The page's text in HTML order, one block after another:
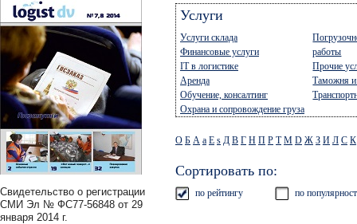
Свидетельство о регистрации
СМИ Эл № ФС77-56848 от 29
января 2014 г.
Услуги
Услуги склада
Финансовые услуги
IT в логистике
Аренда
Обучение, консалтинг
Охрана и сопровождение груза
работы
Прочие
Таможня
О Б А a E s Д В Г Н П Р Т М D Ж З И Л С К
Сортировать по:
по рейтингу по